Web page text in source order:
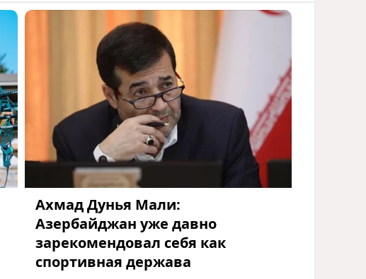
05 Августа 2026 19:49
10
Америка сворачивает
флаги: Вашингтон
сокращает свою
дипломатическую сеть
СТАТЬЯ МАТАНАТ НАСИБОВОЙ
1020 06 Августа 2026 10:21
Ахмад Дунья Мали:
Азербайджан уже давно
зарекомендовал себя как
спортивная держава